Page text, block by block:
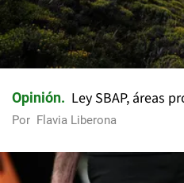
Opinión Ley SBAP, áreas
Por Flavia Liberona